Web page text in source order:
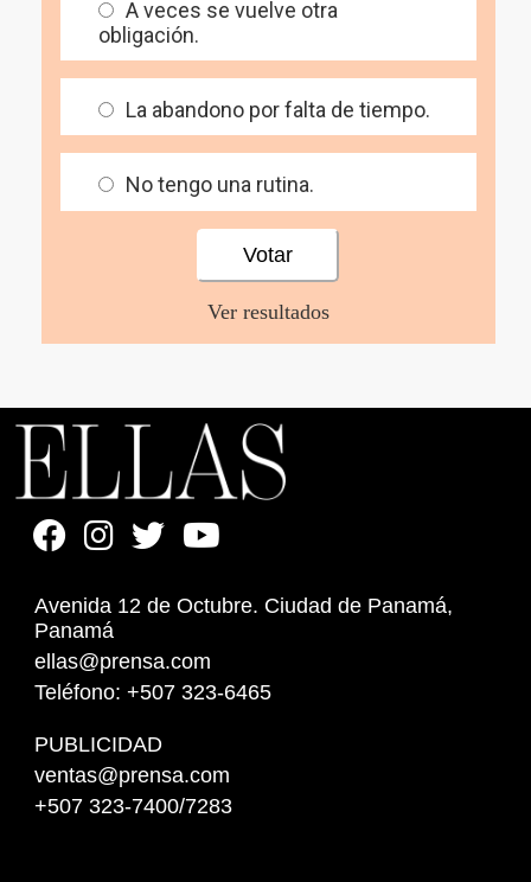
A veces se vuelve otra
obligación.
La abandono por falta de tiempo.
No tengo una rutina.
Ver resultados
Avenida 12 de Octubre. Ciudad de Panamá,
Panamá
ellas@prensa.com
Teléfono: +507 323-6465
PUBLICIDAD
ventas@prensa.com
+507 323-7400/7283